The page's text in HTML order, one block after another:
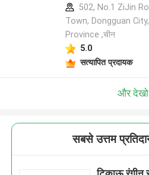
502, No.1 ZiJin
Town, Dongguan
Province ,चीन
5.0
सत्यापित प्रदायक
और देखो
सबसे उत्तम